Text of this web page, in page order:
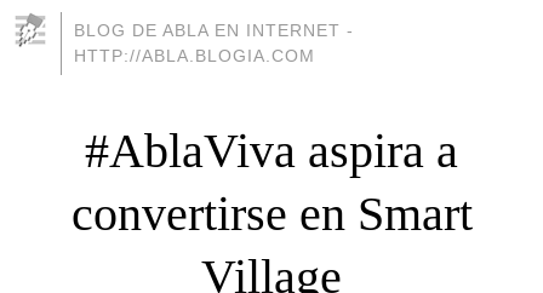
BLOG DE ABLA EN INTERNET -
HTTP://ABLA.BLOGIA.COM
#AblaViva aspira a
convertirse en Smart
Village